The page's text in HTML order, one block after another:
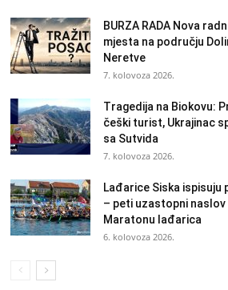
BURZA RADA Nova
mjesta na području
Neretve
7. kolovoza 2026.
Tragedija na Biokovu:
češki turist, Ukrajinac
sa Sutvida
7. kolovoza 2026.
Lađarice Siska ispisuju
– peti uzastopni naslov
Maratonu lađarica
6. kolovoza 2026.